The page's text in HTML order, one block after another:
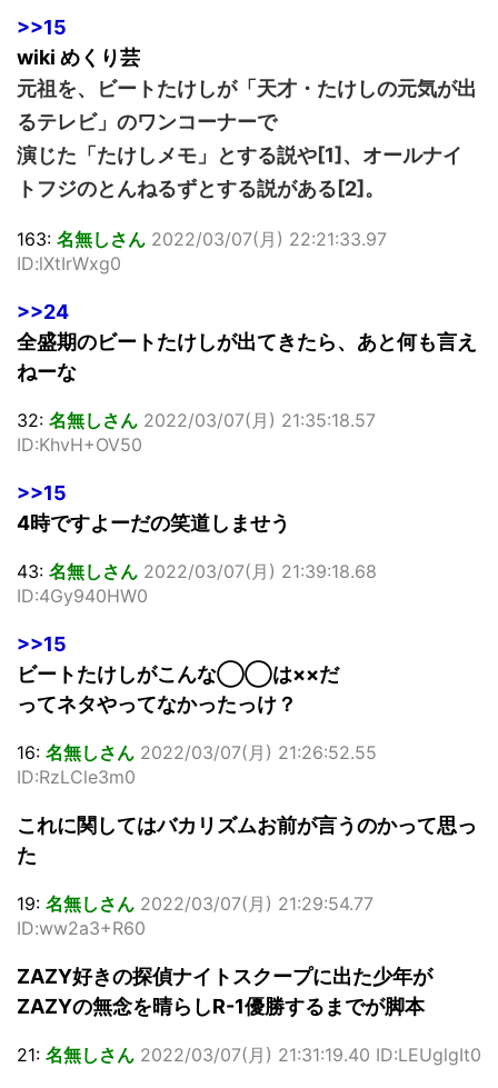
>>15
wiki めくり芸
元祖を、ビートたけしが「天才・たけしの元気が出
るテレビ」のワンコーナーで
演じた「たけしメモ」とする説や[1]、オールナイ
トフジのとんねるずとする説がある[2]。
163: 名無しさん 2022/03/07(月) 22:21:33.97
ID:lXtIrWxg0
>>24
全盛期のビートたけしが出てきたら、あと何も言え
ねーな
32: 名無しさん 2022/03/07(月) 21:35:18.57
ID:KhvH+OV50
>>15
4時ですよーだの笑道しませう
43: 名無しさん 2022/03/07(月) 21:39:18.68
ID:4Gy940HW0
>>15
ビートたけしがこんな◯◯は××だ
ってネタやってなかったっけ？
16: 名無しさん 2022/03/07(月) 21:26:52.55
ID:RzLCle3m0
これに関してはバカリズムお前が言うのかって思っ
た
19: 名無しさん 2022/03/07(月) 21:29:54.77
ID:ww2a3+R60
ZAZY好きの探偵ナイトスクープに出た少年が
ZAZYの無念を晴らしR-1優勝するまでが脚本
21: 名無しさん 2022/03/07(月) 21:31:19.40 ID:LEUglgIt0